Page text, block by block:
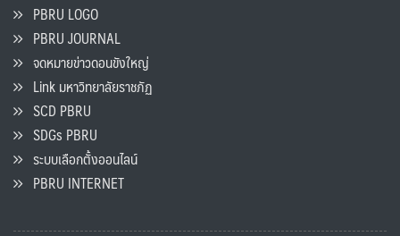
PBRU LOGO
PBRU JOURNAL
จดหมายข่าวดอนขังใหญ่
Link มหาวิทยาลัยราชภัฏ
SCD PBRU
SDGs PBRU
ระบบเลือกตั้งออนไลน์
PBRU INTERNET